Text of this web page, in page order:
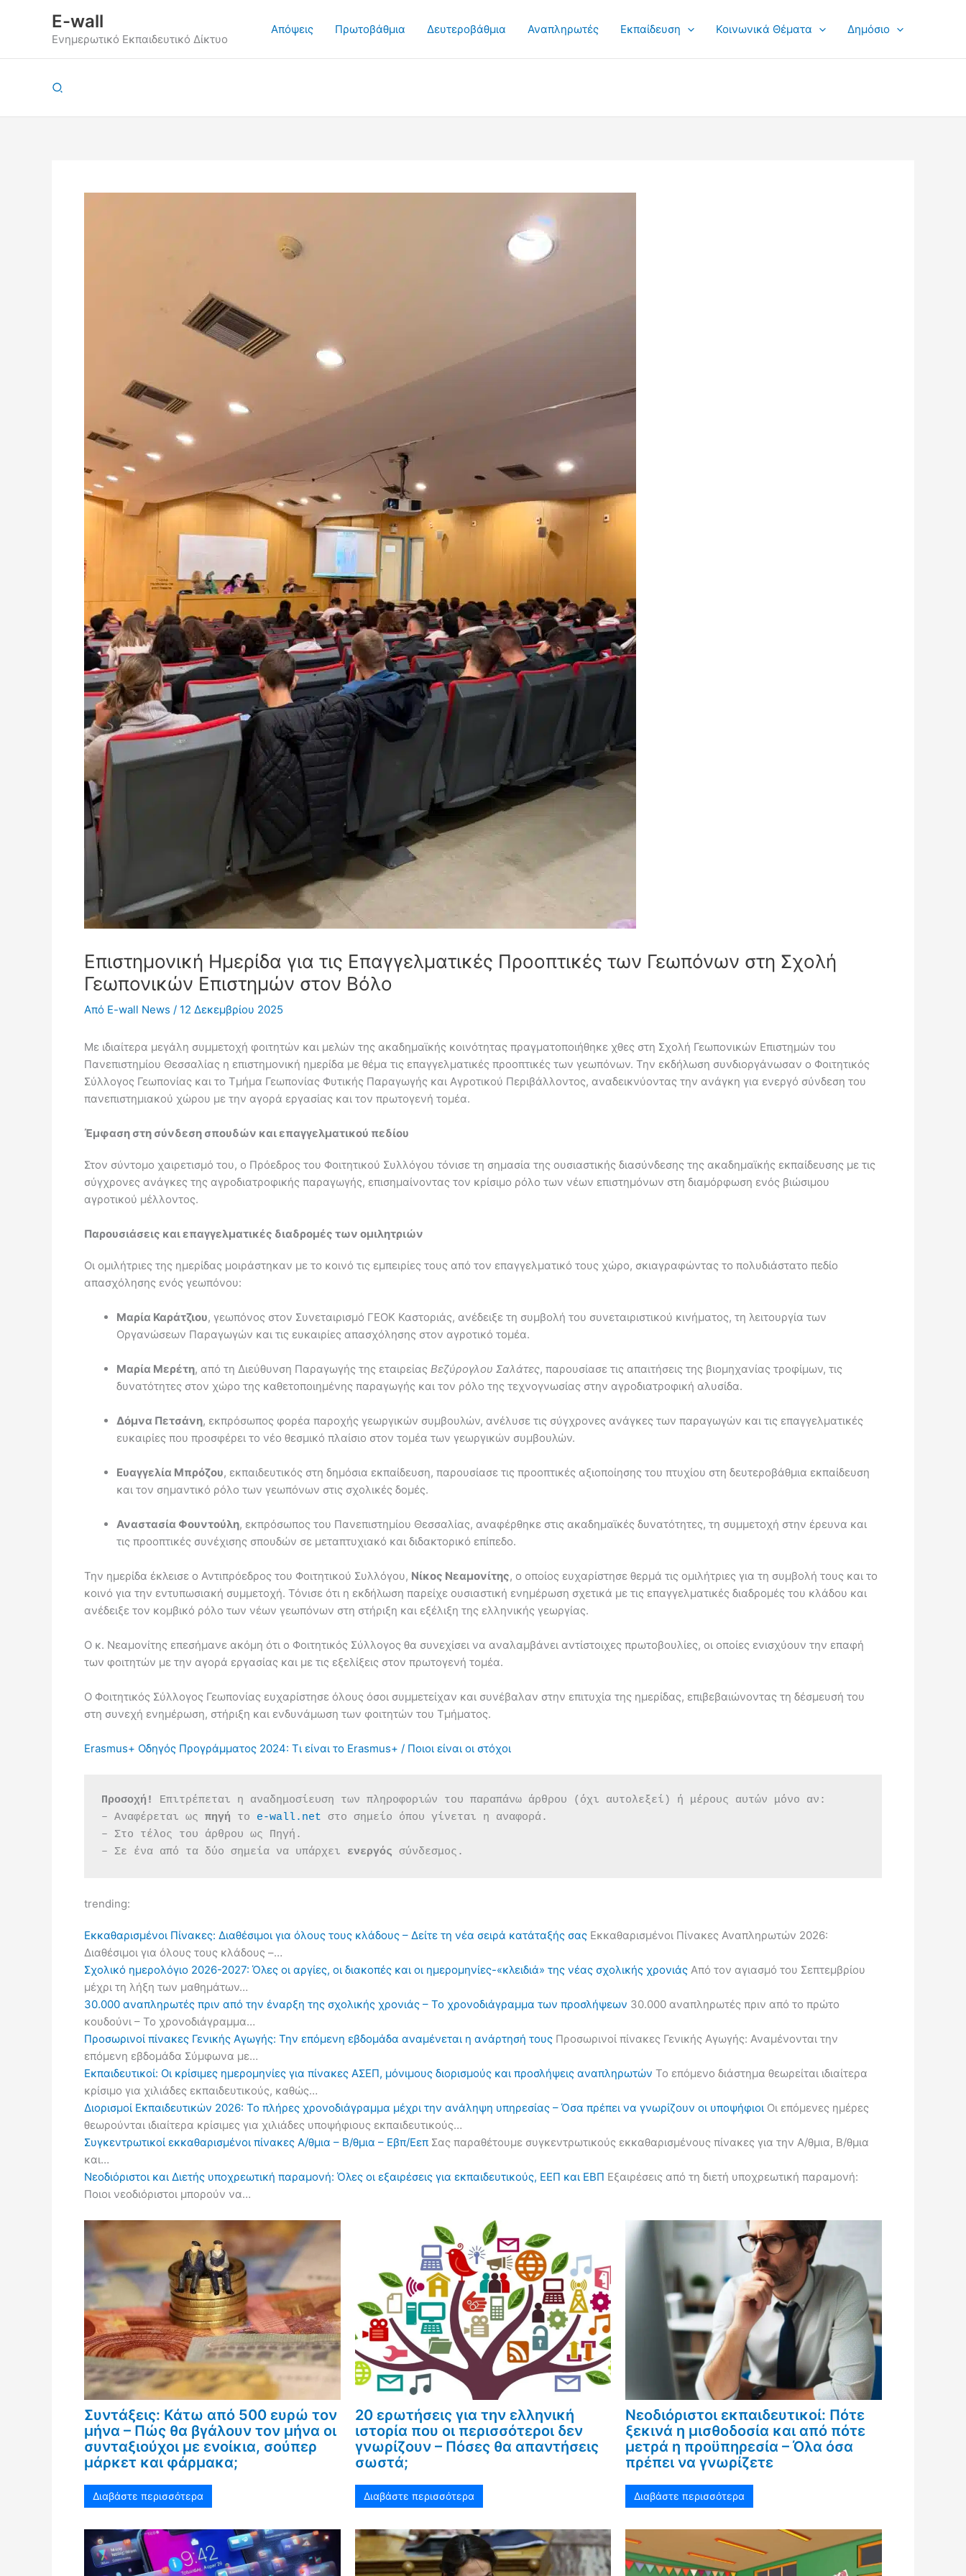
περιεχόμενο
E-wall
Ενημερωτικό Εκπαιδευτικό Δίκτυο
Απόψεις Πρωτοβάθμια Δευτεροβάθμια Αναπληρωτές Εκπαίδευση Κοινωνικά Θέματα Δημόσιο
Αναζήτηση
Επιστημονική Ημερίδα για τις Επαγγελματικές Προοπτικές των Γεωπόνων στη Σχολή
Γεωπονικών Επιστημών στον Βόλο
Από E-wall News / 12 Δεκεμβρίου 2025
Με ιδιαίτερα μεγάλη συμμετοχή φοιτητών και μελών της ακαδημαϊκής κοινότητας πραγματοποιήθηκε χθες στη Σχολή Γεωπονικών Επιστημών του
Πανεπιστημίου Θεσσαλίας η επιστημονική ημερίδα με θέμα τις επαγγελματικές προοπτικές των γεωπόνων. Την εκδήλωση συνδιοργάνωσαν ο Φοιτητικός
Σύλλογος Γεωπονίας και το Τμήμα Γεωπονίας Φυτικής Παραγωγής και Αγροτικού Περιβάλλοντος, αναδεικνύοντας την ανάγκη για ενεργό σύνδεση του
πανεπιστημιακού χώρου με την αγορά εργασίας και τον πρωτογενή τομέα.
Έμφαση στη σύνδεση σπουδών και επαγγελματικού πεδίου
Στον σύντομο χαιρετισμό του, ο Πρόεδρος του Φοιτητικού Συλλόγου τόνισε τη σημασία της ουσιαστικής διασύνδεσης της ακαδημαϊκής εκπαίδευσης με τις
σύγχρονες ανάγκες της αγροδιατροφικής παραγωγής, επισημαίνοντας τον κρίσιμο ρόλο των νέων επιστημόνων στη διαμόρφωση ενός βιώσιμου
αγροτικού μέλλοντος.
Παρουσιάσεις και επαγγελματικές διαδρομές των ομιλητριών
Οι ομιλήτριες της ημερίδας μοιράστηκαν με το κοινό τις εμπειρίες τους από τον επαγγελματικό τους χώρο, σκιαγραφώντας το πολυδιάστατο πεδίο
απασχόλησης ενός γεωπόνου:
Μαρία Καράτζιου, γεωπόνος στον Συνεταιρισμό ΓΕΟΚ Καστοριάς, ανέδειξε τη συμβολή του συνεταιριστικού κινήματος, τη λειτουργία των
Οργανώσεων Παραγωγών και τις ευκαιρίες απασχόλησης στον αγροτικό τομέα.
Μαρία Μερέτη, από τη Διεύθυνση Παραγωγής της εταιρείας Βεζύρογλου Σαλάτες, παρουσίασε τις απαιτήσεις της βιομηχανίας τροφίμων, τις
δυνατότητες στον χώρο της καθετοποιημένης παραγωγής και τον ρόλο της τεχνογνωσίας στην αγροδιατροφική αλυσίδα.
Δόμνα Πετσάνη, εκπρόσωπος φορέα παροχής γεωργικών συμβουλών, ανέλυσε τις σύγχρονες ανάγκες των παραγωγών και τις επαγγελματικές
ευκαιρίες που προσφέρει το νέο θεσμικό πλαίσιο στον τομέα των γεωργικών συμβουλών.
Ευαγγελία Μπρόζου, εκπαιδευτικός στη δημόσια εκπαίδευση, παρουσίασε τις προοπτικές αξιοποίησης του πτυχίου στη δευτεροβάθμια εκπαίδευση
και τον σημαντικό ρόλο των γεωπόνων στις σχολικές δομές.
Αναστασία Φουντούλη, εκπρόσωπος του Πανεπιστημίου Θεσσαλίας, αναφέρθηκε στις ακαδημαϊκές δυνατότητες, τη συμμετοχή στην έρευνα και
τις προοπτικές συνέχισης σπουδών σε μεταπτυχιακό και διδακτορικό επίπεδο.
Την ημερίδα έκλεισε ο Αντιπρόεδρος του Φοιτητικού Συλλόγου, Νίκος Νεαμονίτης, ο οποίος ευχαρίστησε θερμά τις ομιλήτριες για τη συμβολή τους και το
κοινό για την εντυπωσιακή συμμετοχή. Τόνισε ότι η εκδήλωση παρείχε ουσιαστική ενημέρωση σχετικά με τις επαγγελματικές διαδρομές του κλάδου και
ανέδειξε τον κομβικό ρόλο των νέων γεωπόνων στη στήριξη και εξέλιξη της ελληνικής γεωργίας.
Ο κ. Νεαμονίτης επεσήμανε ακόμη ότι ο Φοιτητικός Σύλλογος θα συνεχίσει να αναλαμβάνει αντίστοιχες πρωτοβουλίες, οι οποίες ενισχύουν την επαφή
των φοιτητών με την αγορά εργασίας και με τις εξελίξεις στον πρωτογενή τομέα.
Ο Φοιτητικός Σύλλογος Γεωπονίας ευχαρίστησε όλους όσοι συμμετείχαν και συνέβαλαν στην επιτυχία της ημερίδας, επιβεβαιώνοντας τη δέσμευσή του
στη συνεχή ενημέρωση, στήριξη και ενδυνάμωση των φοιτητών του Τμήματος.
Erasmus+ Οδηγός Προγράμματος 2024: Τι είναι το Erasmus+ / Ποιοι είναι οι στόχοι
Προσοχή!
Επιτρέπεται η αναδημοσίευση των πληροφοριών του παραπάνω άρθρου (όχι αυτολεξεί) ή μέρους αυτών μόνο αν:
– Αναφέρεται ως πηγή το e-wall.net στο σημείο όπου γίνεται η αναφορά.
– Στο τέλος του άρθρου ως Πηγή.
– Σε ένα από τα δύο σημεία να υπάρχει ενεργός σύνδεσμος.
trending:
Εκκαθαρισμένοι Πίνακες: Διαθέσιμοι για όλους τους κλάδους – Δείτε τη νέα σειρά κατάταξής σας Εκκαθαρισμένοι Πίνακες Αναπληρωτών 2026:
Διαθέσιμοι για όλους τους κλάδους –…
Σχολικό ημερολόγιο 2026-2027: Όλες οι αργίες, οι διακοπές και οι ημερομηνίες-«κλειδιά» της νέας σχολικής χρονιάς Από τον αγιασμό του Σεπτεμβρίου
μέχρι τη λήξη των μαθημάτων…
30.000 αναπληρωτές πριν από την έναρξη της σχολικής χρονιάς – Το χρονοδιάγραμμα των προσλήψεων 30.000 αναπληρωτές πριν από το πρώτο
κουδούνι – Το χρονοδιάγραμμα…
Προσωρινοί πίνακες Γενικής Αγωγής: Την επόμενη εβδομάδα αναμένεται η ανάρτησή τους Προσωρινοί πίνακες Γενικής Αγωγής: Αναμένονται την
επόμενη εβδομάδα Σύμφωνα με…
Εκπαιδευτικοί: Οι κρίσιμες ημερομηνίες για πίνακες ΑΣΕΠ, μόνιμους διορισμούς και προσλήψεις αναπληρωτών Το επόμενο διάστημα θεωρείται ιδιαίτερα
κρίσιμο για χιλιάδες εκπαιδευτικούς, καθώς…
Διορισμοί Εκπαιδευτικών 2026: Το πλήρες χρονοδιάγραμμα μέχρι την ανάληψη υπηρεσίας – Όσα πρέπει να γνωρίζουν οι υποψήφιοι Οι επόμενες ημέρες
θεωρούνται ιδιαίτερα κρίσιμες για χιλιάδες υποψήφιους εκπαιδευτικούς…
Συγκεντρωτικοί εκκαθαρισμένοι πίνακες Α/θμια – Β/θμια – Εβπ/Εεπ Σας παραθέτουμε συγκεντρωτικούς εκκαθαρισμένους πίνακες για την Α/θμια, Β/θμια
και…
Νεοδιόριστοι και Διετής υποχρεωτική παραμονή: Όλες οι εξαιρέσεις για εκπαιδευτικούς, ΕΕΠ και ΕΒΠ Εξαιρέσεις από τη διετή υποχρεωτική παραμονή:
Ποιοι νεοδιόριστοι μπορούν να…
Συντάξεις: Κάτω από 500 ευρώ τον
μήνα – Πώς θα βγάλουν τον μήνα οι
συνταξιούχοι με ενοίκια, σούπερ
μάρκετ και φάρμακα;
Διαβάστε περισσότερα
20 ερωτήσεις για την ελληνική
ιστορία που οι περισσότεροι δεν
γνωρίζουν – Πόσες θα απαντήσεις
σωστά;
Διαβάστε περισσότερα
Νεοδιόριστοι εκπαιδευτικοί: Πότε
ξεκινά η μισθοδοσία και από πότε
μετρά η προϋπηρεσία – Όλα όσα
πρέπει να γνωρίζετε
Διαβάστε περισσότερα